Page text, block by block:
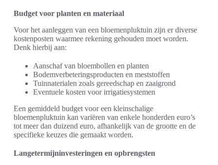
Budget voor planten en materiaal
Voor het aanleggen van een bloemenpluktuin zijn er diverse
kostenposten waarmee rekening gehouden moet worden.
Denk hierbij aan:
Aanschaf van bloembollen en planten
Bodemverbeteringsproducten en meststoffen
Tuinnaterialen zoals gereedschap en zaaigrond
Eventuele kosten voor irrigatiesystemen
Een gemiddeld budget voor een kleinschalige
bloemenpluktuin kan variëren van enkele honderden euro’s
tot meer dan duizend euro, afhankelijk van de grootte en de
specifieke keuzes die gemaakt worden.
Langetermijninvesteringen en opbrengsten